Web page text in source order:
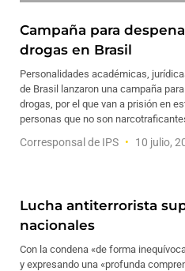
Campaña para
drogas en Brasil
Personalidades académicas,
de Brasil lanzaron una campaña
drogas, por el que van a prisión en
personas que no son
Corresponsal de IPS 10 julio,
Lucha antiterrorista
nacionales
Con la condena «de forma
y expresando una «profunda